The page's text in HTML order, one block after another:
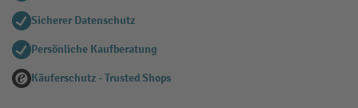
Sicherer Datenschutz
Persönliche Kaufberatung
Käuferschutz - Trusted Shops